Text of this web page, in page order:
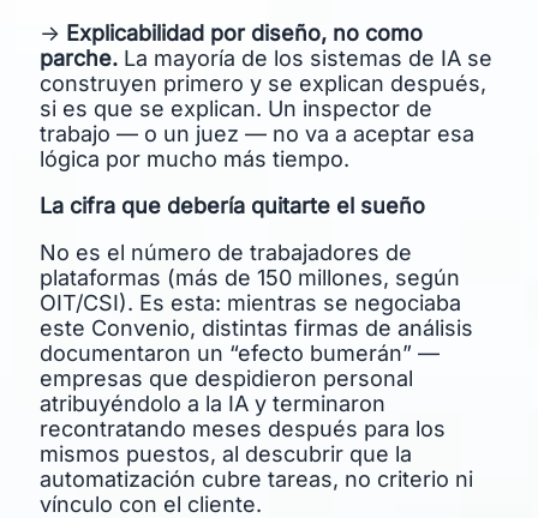
→ Explicabilidad por diseño, no como
parche. La mayoría de los sistemas de IA se
construyen primero y se explican después,
si es que se explican. Un inspector de
trabajo — o un juez — no va a aceptar esa
lógica por mucho más tiempo.
La cifra que debería quitarte el sueño
No es el número de trabajadores de
plataformas (más de 150 millones, según
OIT/CSI). Es esta: mientras se negociaba
este Convenio, distintas firmas de análisis
documentaron un “efecto bumerán” —
empresas que despidieron personal
atribuyéndolo a la IA y terminaron
recontratando meses después para los
mismos puestos, al descubrir que la
automatización cubre tareas, no criterio ni
vínculo con el cliente.